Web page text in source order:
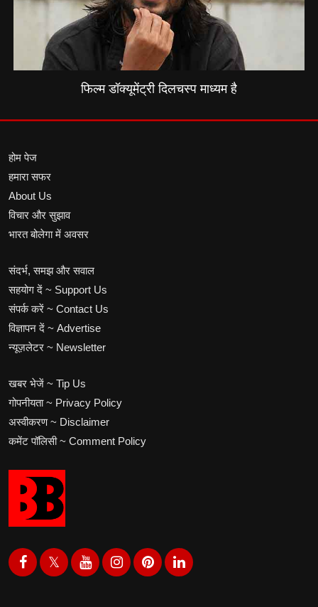
फिल्म डॉक्यूमेंट्री दिलचस्प माध्यम है
होम पेज
हमारा सफर
About Us
विचार और सुझाव
भारत बोलेगा में अवसर
संदर्भ, समझ और सवाल
सहयोग दें ~ Support Us
संपर्क करें ~ Contact Us
विज्ञापन दें ~ Advertise
न्यूज़लेटर ~ Newsletter
खबर भेजें ~ Tip Us
गोपनीयता ~ Privacy Policy
अस्वीकरण ~ Disclaimer
कमेंट पॉलिसी ~ Comment Policy